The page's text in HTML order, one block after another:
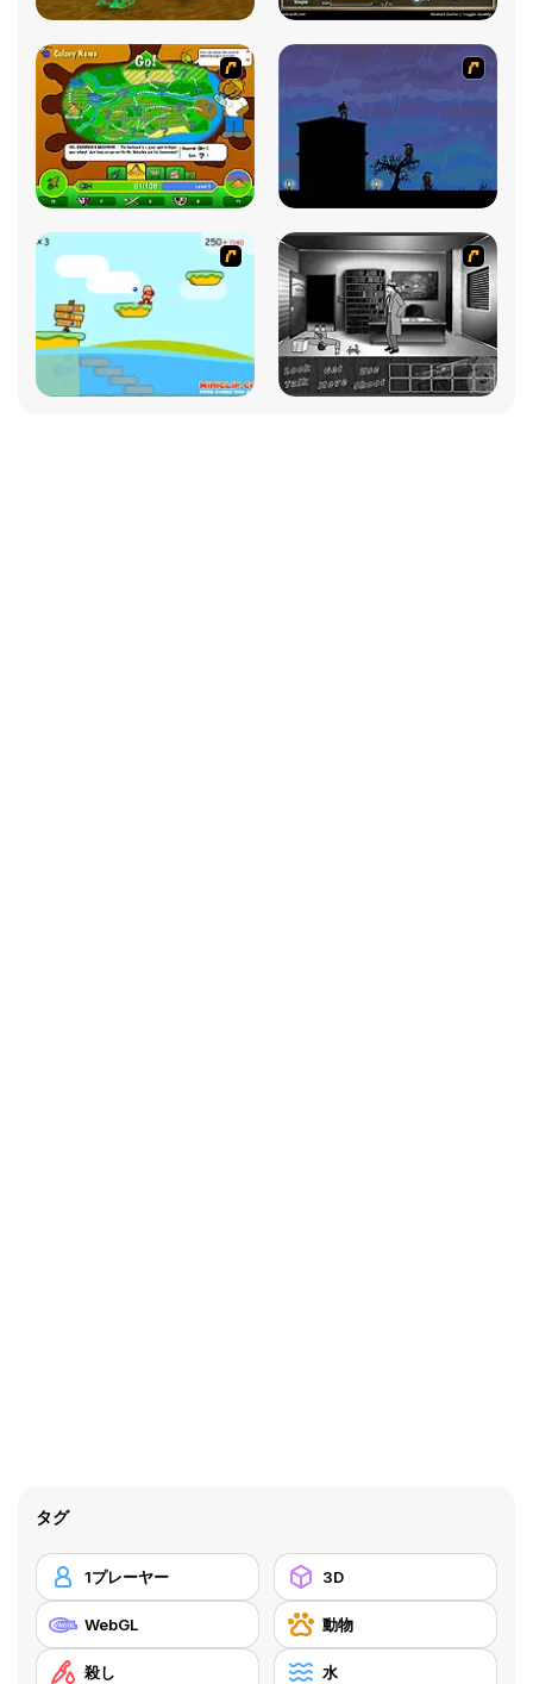
タグ
1プレーヤー 3D
WebGL 動物
殺し 水